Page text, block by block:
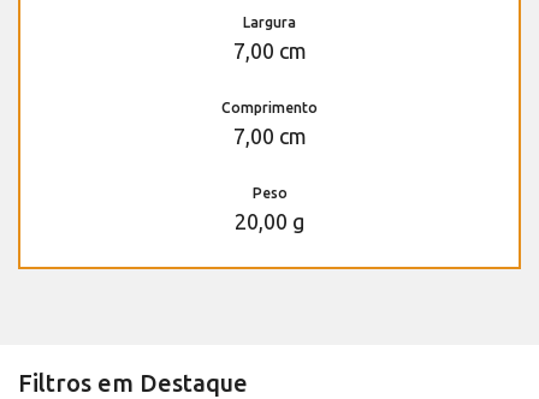
Largura
7,00 cm
Comprimento
7,00 cm
Peso
20,00 g
Filtros em Destaque